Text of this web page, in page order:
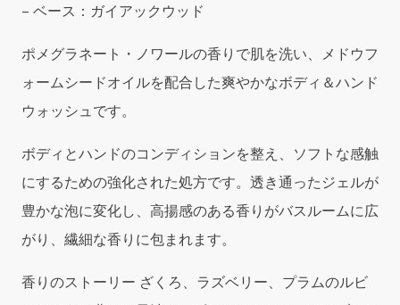
– ベース：ガイアックウッド
ポメグラネート・ノワールの香りで肌を洗い、メドウフ
ォームシードオイルを配合した爽やかなボディ＆ハンド
ウォッシュです。
ボディとハンドのコンディションを整え、ソフトな感触
にするための強化された処方です。透き通ったジェルが
豊かな泡に変化し、高揚感のある香りがバスルームに広
がり、繊細な香りに包まれます。
香りのストーリー ざくろ、ラズベリー、プラムのルビ